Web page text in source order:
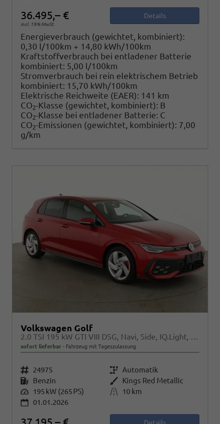
36.495,– €
incl. 19% MwSt.
Details
Energieverbrauch (gewichtet, kombiniert):
0,30 l/100km + 14,80 kWh/100km
Kraftstoffverbrauch bei entladener Batterie
kombiniert: 5,00 l/100km
Stromverbrauch bei rein elektrischem Betrieb
kombiniert: 15,70 kWh/100km
Elektrische Reichweite (EAER): 141 km
CO2-Klasse (gewichtet, kombiniert): B
CO2-Klasse bei entladener Batterie: C
CO2-Emissionen (gewichtet, kombiniert): 7,00
g/km
Volkswagen Golf
2.0 TSI 195 kW GTI VIII DSG, Navi, Side, IQ.Light, Kamera, Winter
sofort lieferbar Fahrzeug mit Tageszulassung
Fahrzeugnr. 24975 Getriebe Automatik
Kraftstoff Benzin Außenfarbe Kings Red Metallic
Leistung 195 kW (265 PS) Kilometerstand
10 km
01.01.2026